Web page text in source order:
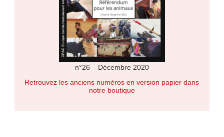
n°26 – Décembre 2020
Retrouvez les anciens numéros en version papier dans
notre boutique